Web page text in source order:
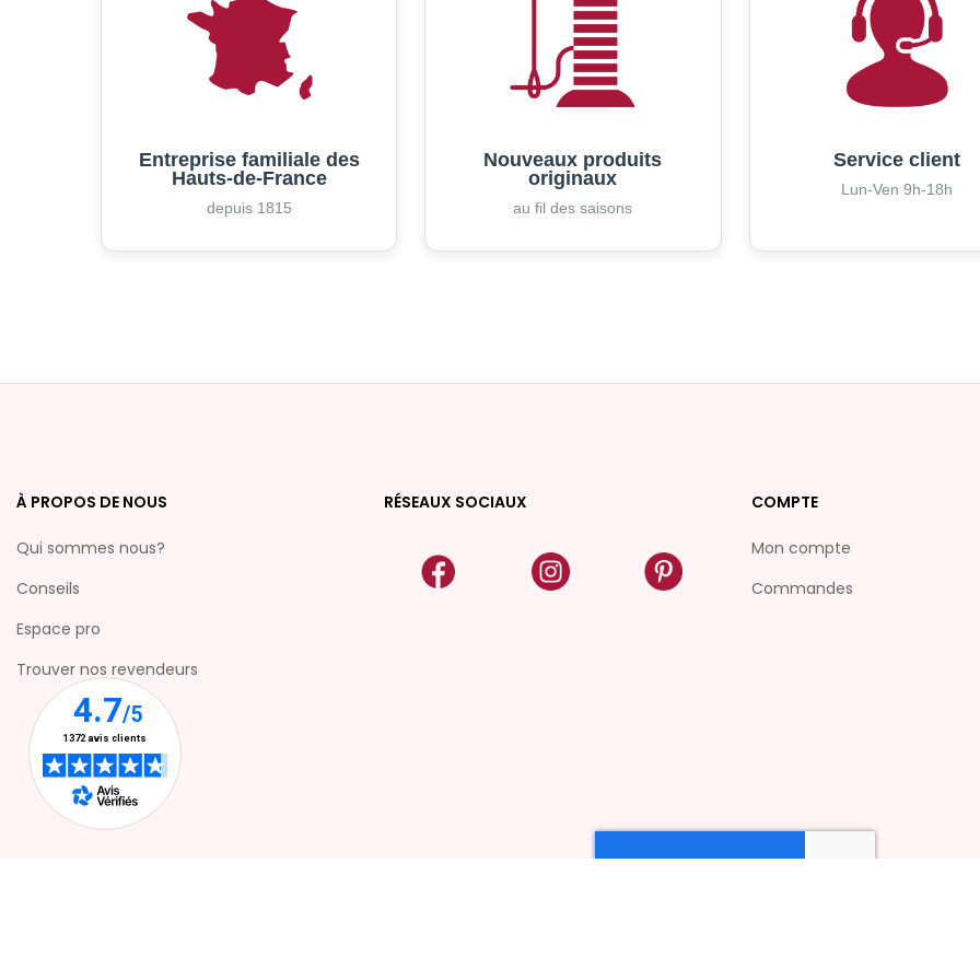
Entreprise familiale des
Hauts-de-France
depuis 1815
Nouveaux produits
originaux
au fil des saisons
Service client
Lun-Ven 9h-18h
À PROPOS DE NOUS
Qui sommes nous?
Conseils
Espace pro
Trouver nos revendeurs
RÉSEAUX SOCIAUX COMPTE
Mon compte
Commandes